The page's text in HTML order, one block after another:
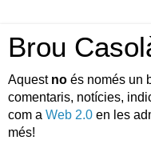
Brou
Aquest no és només un
comentaris, notícies,
com a Web 2.0 en les
més!